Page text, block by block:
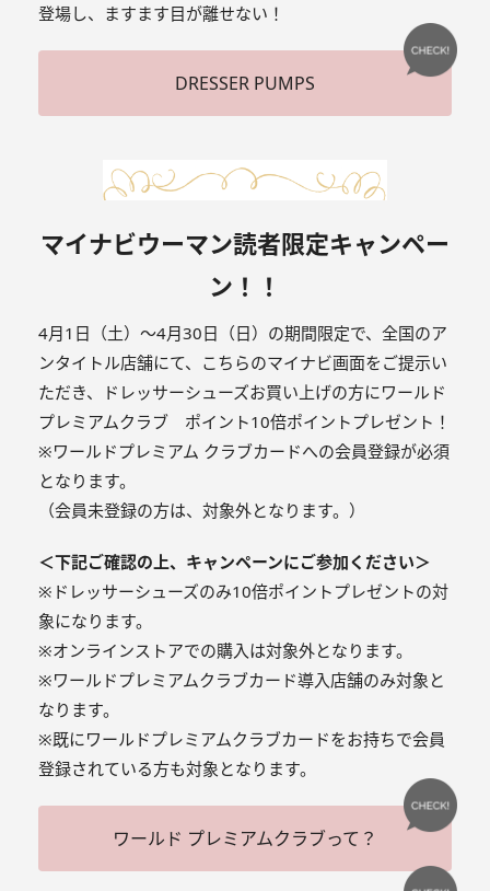
登場し、ますます目が離せない！
DRESSER PUMPS
マイナビウーマン読者限定キャンペー
ン！！
4月1日（土）～4月30日（日）の期間限定で、全国のア
ンタイトル店舗にて、こちらのマイナビ画面をご提示い
ただき、ドレッサーシューズお買い上げの方にワールド
プレミアムクラブ ポイント10倍ポイントプレゼント！
※ワールドプレミアム クラブカードへの会員登録が必須
となります。
（会員未登録の方は、対象外となります。）
＜下記ご確認の上、キャンペーンにご参加ください＞
※ドレッサーシューズのみ10倍ポイントプレゼントの対
象になります。
※オンラインストアでの購入は対象外となります。
※ワールドプレミアムクラブカード導入店舗のみ対象と
なります。
※既にワールドプレミアムクラブカードをお持ちで会員
登録されている方も対象となります。
ワールド プレミアムクラブって？